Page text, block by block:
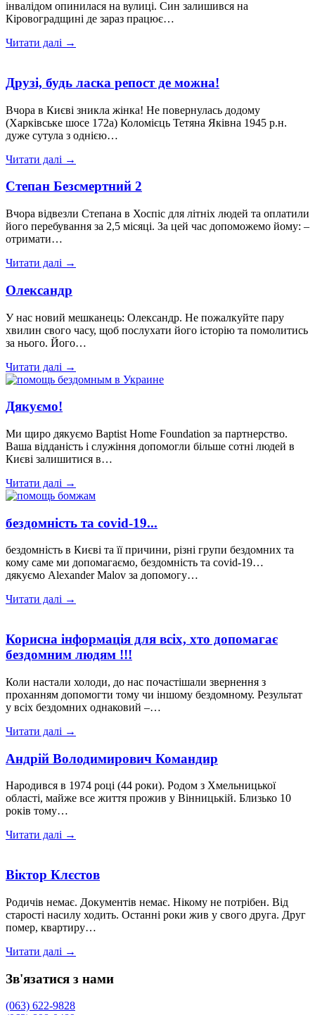
інвалідом опинилася на вулиці. Син залишився на
Кіровоградщині де зараз працює…
Читати далі →
Друзі, будь ласка репост де можна!
Вчора в Києві зникла жінка! Не повернулась додому
(Харківське шосе 172а) Коломієць Тетяна Яківна 1945 р.н.
дуже сутула з однією…
Читати далі →
Степан Безсмертний 2
Вчора відвезли Степана в Хоспіс для літніх людей та оплатили
його перебування за 2,5 місяці. За цей час допоможемо йому: –
отримати…
Читати далі →
Олександр
У нас новий мешканець: Олександр. Не пожалкуйте пару
хвилин свого часу, щоб послухати його історію та помолитись
за нього. Його…
Читати далі →
Дякуємо!
Ми щиро дякуємо Baptist Home Foundation за партнерство.
Ваша відданість і служіння допомогли більше сотні людей в
Києві залишитися в…
Читати далі →
бездомність та covid-19...
бездомність в Києві та її причини, різні групи бездомних та
кому саме ми допомагаємо, бездомність та covid-19…
дякуємо Alexander Malov за допомогу…
Читати далі →
Корисна інформація для всіх, хто допомагає
бездомним людям !!!
Коли настали холоди, до нас почастішали звернення з
проханням допомогти тому чи іншому бездомному. Результат
у всіх бездомних однаковий –…
Читати далі →
Андрій Володимирович Командир
Народився в 1974 році (44 роки). Родом з Хмельницької
області, майже все життя прожив у Вінницькій. Близько 10
років тому…
Читати далі →
Віктор Клєстов
Родичів немає. Документів немає. Нікому не потрібен. Від
старості насилу ходить. Останні роки жив у свого друга. Друг
помер, квартиру…
Читати далі →
Зв'язатися з нами
(063) 622-9828